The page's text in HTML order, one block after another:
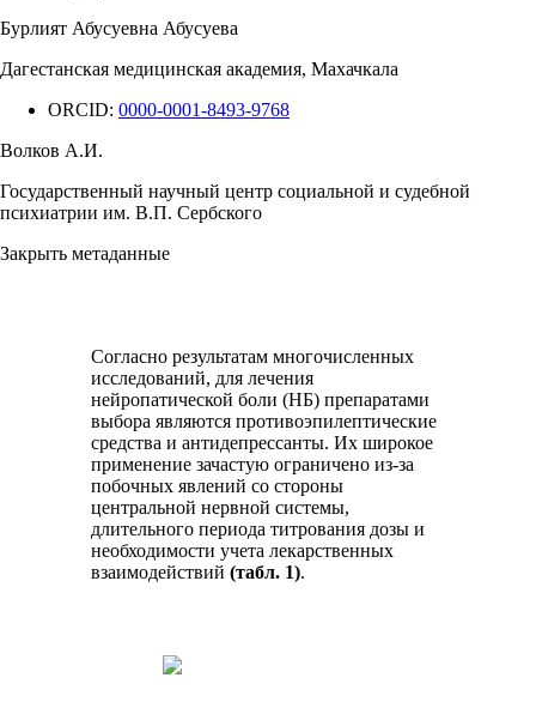
Бурлият Абусуевна Абусуева
Дагестанская медицинская академия, Махачкала
ORCID: 0000-0001-8493-9768
Волков А.И.
Государственный научный центр социальной и судебной
психиатрии им. В.П. Сербского
Закрыть метаданные
Согласно результатам многочисленных
исследований, для лечения
нейропатической боли (НБ) препаратами
выбора являются противоэпилептические
средства и антидепрессанты. Их широкое
применение зачастую ограничено из-за
побочных явлений со стороны
центральной нервной системы,
длительного периода титрования дозы и
необходимости учета лекарственных
взаимодействий(табл. 1).